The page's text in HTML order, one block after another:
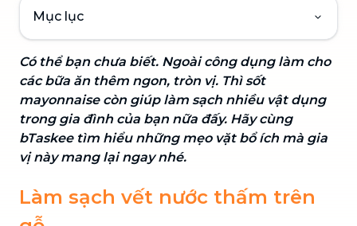
Mục lục
Có thể bạn chưa biết. Ngoài công dụng làm cho
các bữa ăn thêm ngon, tròn vị. Thì sốt
mayonnaise còn giúp làm sạch nhiều vật dụng
trong gia đình của bạn nữa đấy. Hãy cùng
bTaskee tìm hiểu những mẹo vặt bổ ích mà gia
vị này mang lại ngay nhé.
Làm sạch vết nước thấm trên